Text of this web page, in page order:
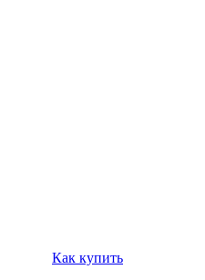
Как купить